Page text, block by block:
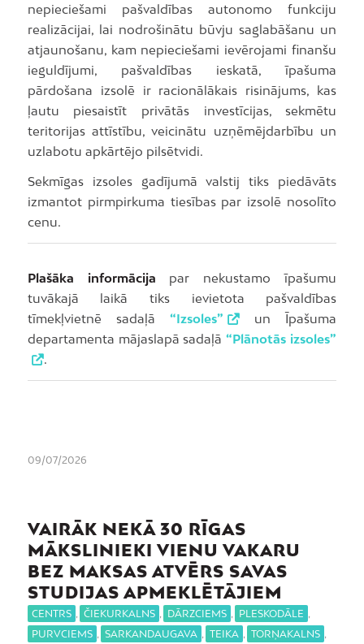
nepieciešami pašvaldības autonomo funkciju
realizācijai, lai nodrošinātu būvju saglabāšanu un
atjaunošanu, kam nepieciešami ievērojami finanšu
ieguldījumi, pašvaldības ieskatā, īpašuma
pārdošana izsolē ir racionālākais risinājums, kas
ļautu piesaistīt privātās investīcijas, sekmētu
teritorijas attīstību, veicinātu uzņēmējdarbību un
uzlabotu apkārtējo pilsētvidi.
Sekmīgas izsoles gadījumā valstij tiks piedāvāts
izmantot pirmpirkuma tiesības par izsolē nosolīto
cenu.
Plašāka informācija par nekustamo īpašumu
tuvākajā laikā tiks ievietota pašvaldības
tīmekļvietnē sadaļā “Izsoles”
un Īpašuma
departamenta mājaslapā sadaļā“Plānotās izsoles”
.
09/07/2026
VAIRĀK NEKĀ 30 RĪGAS
MĀKSLINIEKI VIENU VAKARU
BEZ MAKSAS ATVĒRS SAVAS
STUDIJAS APMEKLĒTĀJIEM
CENTRS , ČIEKURKALNS , DĀRZCIEMS , PLESKODĀLE ,
PURVCIEMS , SARKANDAUGAVA , TEIKA , TORŅAKALNS ,